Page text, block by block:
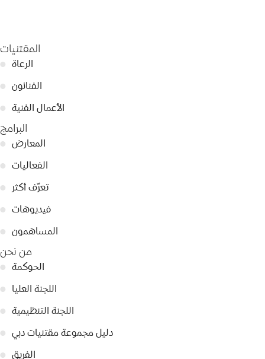
المقتنيات
● الرعاة
● الفنانون
● الأعمال الفنية
البرامج
● المعارض
● الفعاليات
●
تعرّف أكثر
● فيديوهات
● المساهمون
من نحن
● الحوكمة
● اللجنة العليا
● اللجنة التنظيمية
● دليل مجموعة مقتنيات دبي
● الفريق